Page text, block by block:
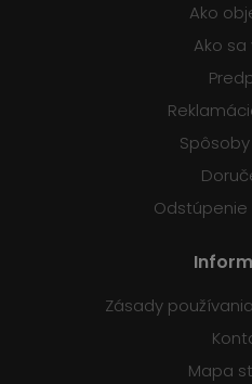
Ako
Ako
Odstúpenie
Zásady
Mapa